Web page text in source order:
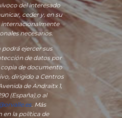
del interesado
ceder y, en su
internacionalmente
necesarios.
podrá ejercer sus
de datos por
de documento
dirigido a Centros
de Andraitx 1,
(España), o al
. Más
en la política de